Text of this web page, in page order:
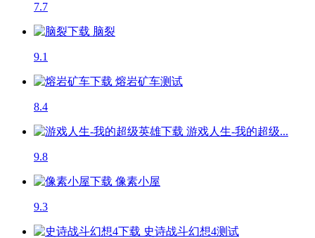
7.7
脑裂
9.1
熔岩矿车测试
8.4
游戏人生-我的超级...
9.8
像素小屋
9.3
史诗战斗幻想4测试